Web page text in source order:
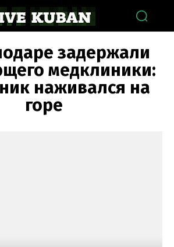
задержали
медклиники:
наживался на
горе